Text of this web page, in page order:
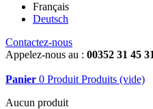
Français
Deutsch
Contactez-nous
Appelez-nous au : 00352 31 45 31
Panier 0 Produit Produits (vide)
Aucun produit